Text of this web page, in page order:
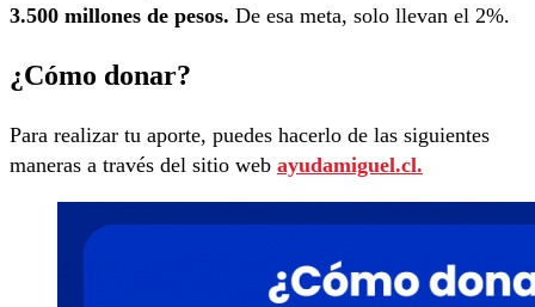
3.500 millones de pesos. De esa meta, solo llevan el 2%.
¿Cómo donar?
Para realizar tu aporte, puedes hacerlo de las siguientes
maneras a través del sitio web ayudamiguel.cl.